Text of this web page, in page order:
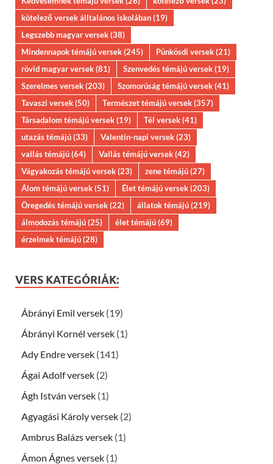
kötelező versek álltalános iskolában(19)
Legszebb magyar versek(38)
Mindennapok témájú versek(245) Pünkösdi versek(21)
rövid magyar versek(81) Szenvedés témájú versek(19)
Szerelmes versek(203) Szomorúság témájú versek(41)
Tavaszi versek(50) Természet témájú versek(357)
Társadalom témájú versek(19) Tél versek(41)
utazás témájú(33) Valentin-napi versek(23)
vallás témájú(64) Vallás témájú versek(42)
Vágyakozás témájú versek(23) zene témájú(27)
Álom témájú versek(51) Élet témájú versek(203)
Öregedés témájú versek(22) állatok témájú(219)
álmodozás témájú(25) élet témájú(69)
érzelmek témájú(28)
VERS KATEGÓRIÁK:
Ábrányi Emil versek (19)
Ábrányi Kornél versek (1)
Ady Endre versek (141)
Ágai Adolf versek (2)
Ágh István versek (1)
Agyagási Károly versek (2)
Ambrus Balázs versek (1)
Ámon Ágnes versek (1)